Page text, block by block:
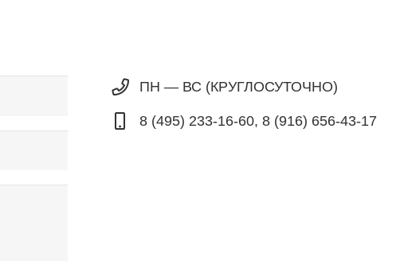
ПН — ВС (КРУГЛОСУТОЧНО)
8 (495) 233-16-60, 8 (916) 656-43-17